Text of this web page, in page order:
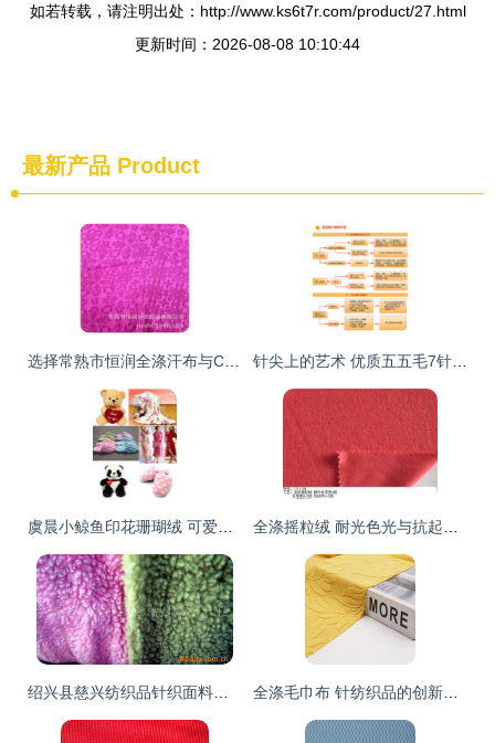
如若转载，请注明出处：http://www.ks6t7r.com/product/27.html
更新时间：2026-08-08 10:10:44
最新产品 Product